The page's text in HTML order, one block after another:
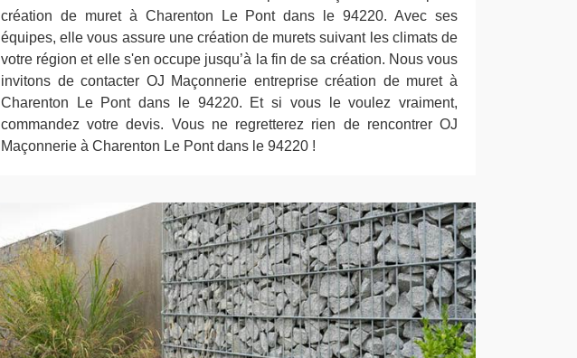
création de muret à Charenton Le Pont dans le 94220. Avec ses
équipes, elle vous assure une création de murets suivant les climats de
votre région et elle s'en occupe jusqu’à la fin de sa création. Nous vous
invitons de contacter OJ Maçonnerie entreprise création de muret à
Charenton Le Pont dans le 94220. Et si vous le voulez vraiment,
commandez votre devis. Vous ne regretterez rien de rencontrer OJ
Maçonnerie à Charenton Le Pont dans le 94220 !